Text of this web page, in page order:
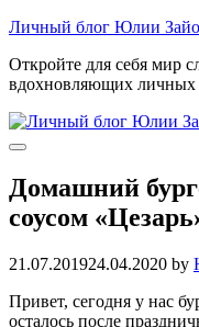
Skip
content
Личный блог Юлии
Откройте для себя мир
вдохновляющих личных
Домашний
соусом
21.07.201924.04.2020 by
Привет, сегодня у нас
осталось после